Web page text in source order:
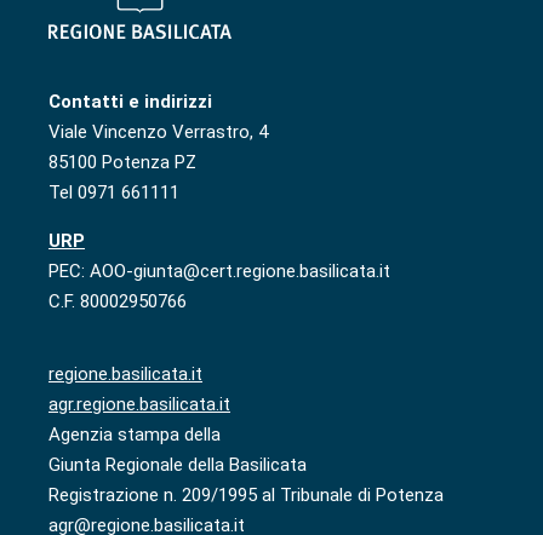
Contatti e indirizzi
Viale Vincenzo Verrastro, 4
85100 Potenza PZ
Tel 0971 661111
URP
PEC: AOO-giunta@cert.regione.basilicata.it
C.F. 80002950766
regione.basilicata.it
agr.regione.basilicata.it
Agenzia stampa della
Giunta Regionale della Basilicata
Registrazione n. 209/1995 al Tribunale di Potenza
agr@regione.basilicata.it